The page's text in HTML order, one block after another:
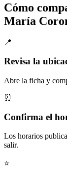
Cómo
María
📍
Revisa la
Abre la ficha y
⏰
Confirma el
Los horarios
salir.
⭐